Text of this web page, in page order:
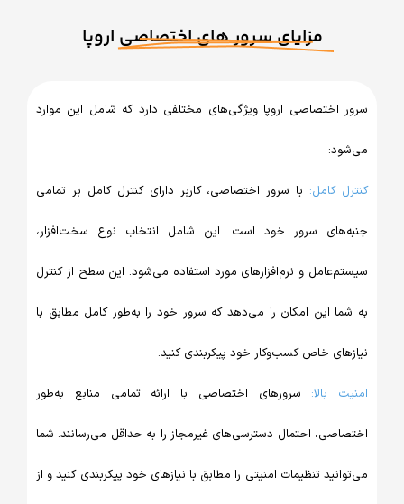
مزایای سرور های اختصاصی اروپا
اختصاصی اروپا ویژگی‌های مختلفی دارد که شامل این موارد
با سرور اختصاصی، کاربر دارای کنترل کامل بر تمامی
سرور خود است. این شامل انتخاب نوع سخت‌افزار،
و نرم‌افزارهای مورد استفاده می‌شود. این سطح از کنترل
این امکان را می‌دهد که سرور خود را به‌طور کامل مطابق با
خاص کسب‌وکار خود پیکربندی کنید.
سرورهای اختصاصی با ارائه تمامی منابع به‌طور
احتمال دسترسی‌های غیرمجاز را به حداقل می‌رسانند. شما
تنظیمات امنیتی را مطابق با نیازهای خود پیکربندی کنید و از